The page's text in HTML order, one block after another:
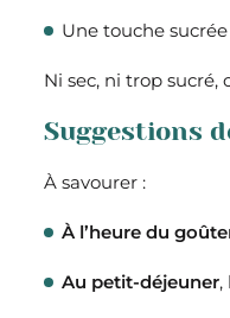
Une touche
Ni sec, ni trop sucré,
Suggestions
À savourer :
À l’heure du
Au petit-déjeuner,